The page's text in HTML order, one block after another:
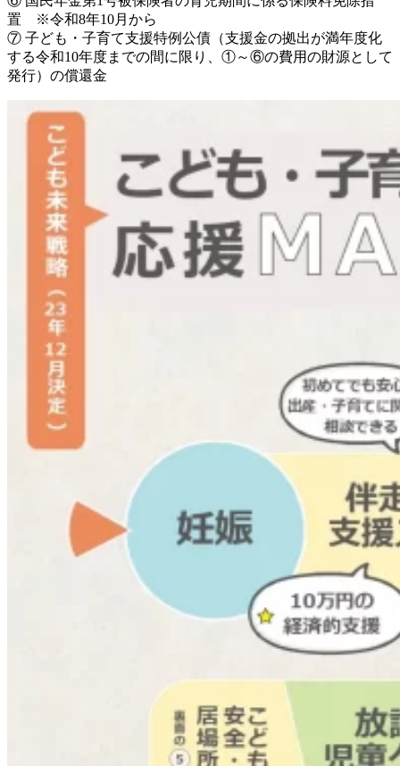
置 ※令和8年10月から
⑦ 子ども・子育て支援特例公債（支援金の拠出が満年度化
する令和10年度までの間に限り、①～⑥の費用の財源として
発行）の償還金